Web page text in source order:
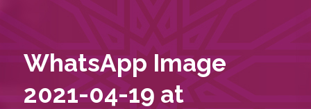
WhatsApp Image
2021-04-19 at